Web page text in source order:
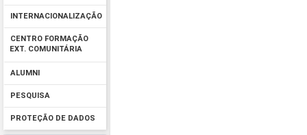
INTERNACIONALIZAÇÃO
CENTRO FORMAÇÃO
EXT. COMUNITÁRIA
ALUMNI
PESQUISA
PROTEÇÃO DE DADOS